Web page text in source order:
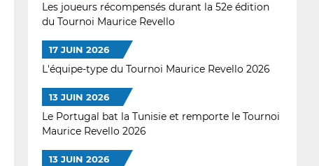
Les joueurs récompensés durant la 52e édition
du Tournoi Maurice Revello
17 JUIN 2026
L'équipe-type du Tournoi Maurice Revello 2026
13 JUIN 2026
Le Portugal bat la Tunisie et remporte le Tournoi
Maurice Revello 2026
13 JUIN 2026